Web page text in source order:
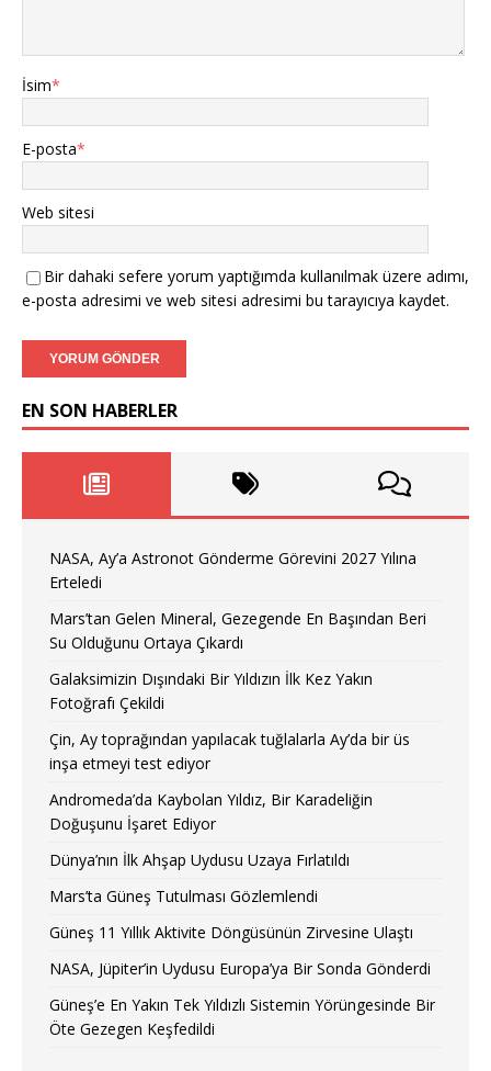
İsim*
E-posta*
Web sitesi
Bir dahaki sefere yorum yaptığımda kullanılmak üzere adımı,
e-posta adresimi ve web sitesi adresimi bu tarayıcıya kaydet.
EN SON HABERLER
NASA, Ay’a Astronot Gönderme Görevini 2027 Yılına
Erteledi
Mars’tan Gelen Mineral, Gezegende En Başından Beri
Su Olduğunu Ortaya Çıkardı
Galaksimizin Dışındaki Bir Yıldızın İlk Kez Yakın
Fotoğrafı Çekildi
Çin, Ay toprağından yapılacak tuğlalarla Ay’da bir üs
inşa etmeyi test ediyor
Andromeda’da Kaybolan Yıldız, Bir Karadeliğin
Doğuşunu İşaret Ediyor
Dünya’nın İlk Ahşap Uydusu Uzaya Fırlatıldı
Mars’ta Güneş Tutulması Gözlemlendi
Güneş 11 Yıllık Aktivite Döngüsünün Zirvesine Ulaştı
NASA, Jüpiter’in Uydusu Europa’ya Bir Sonda Gönderdi
Güneş’e En Yakın Tek Yıldızlı Sistemin Yörüngesinde Bir
Öte Gezegen Keşfedildi